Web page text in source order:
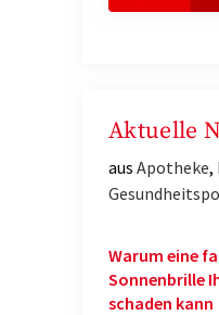
Aktuelle
aus Apotheke,
Warum eine
Sonnenbrille
schaden kann